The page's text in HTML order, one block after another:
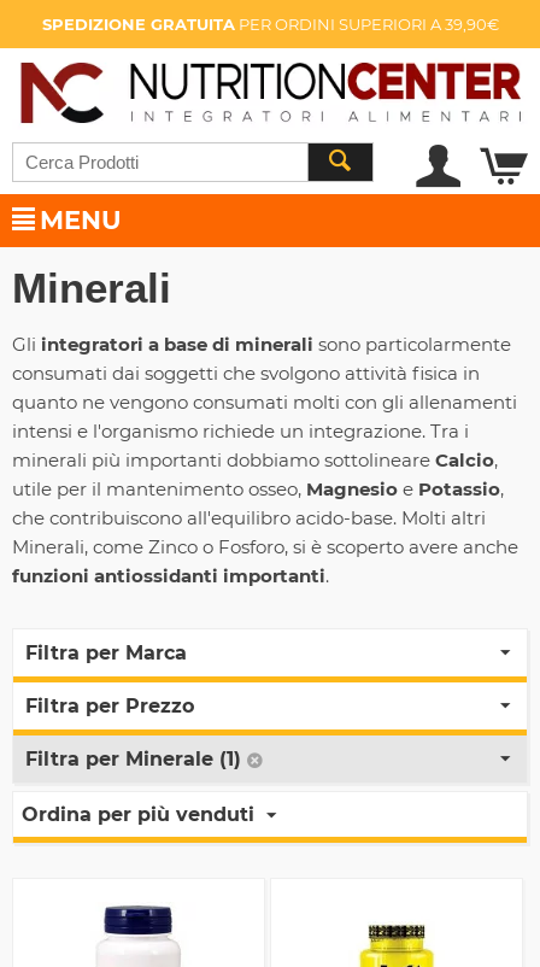
SPEDIZIONE GRATUITAPER ORDINI SUPERIORI A 39,90€
MENU
Minerali
Gli integratori a base di minerali sono particolarmente
consumati dai soggetti che svolgono attività fisica in
quanto ne vengono consumati molti con gli allenamenti
intensi e l'organismo richiede un integrazione. Tra i
minerali più importanti dobbiamo sottolineare Calcio,
utile per il mantenimento osseo, Magnesio e Potassio,
che contribuiscono all'equilibro acido-base. Molti altri
Minerali, come Zinco o Fosforo, si è scoperto avere anche
funzioni antiossidanti importanti.
Filtra per Marca
Filtra per Prezzo
Filtra per Minerale (1)
Ordina per più venduti